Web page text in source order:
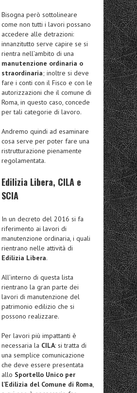
Bisogna però sottolineare
come non tutti i lavori possano
accedere alle detrazioni:
innanzitutto serve capire se si
rientra nell’ambito di una
manutenzione ordinaria o
straordinaria; inoltre si deve
fare i conti con il Fisco e con le
autorizzazioni che il comune di
Roma, in questo caso, concede
per tali categorie di lavoro.
Andremo quindi ad esaminare
cosa serve per poter fare una
ristrutturazione pienamente
regolamentata.
Edilizia Libera, CILA e
SCIA
In un decreto del 2016 si fa
riferimento ai lavori di
manutenzione ordinaria, i quali
rientrano nelle attività di
Edilizia Libera.
All’interno di questa lista
rientrano la gran parte dei
lavori di manutenzione del
patrimonio edilizio che si
possono realizzare.
Per lavori più impattanti è
necessaria la CILA: si tratta di
una semplice comunicazione
che deve essere presentata
allo Sportello Unico per
l’Edilizia del Comune di Roma